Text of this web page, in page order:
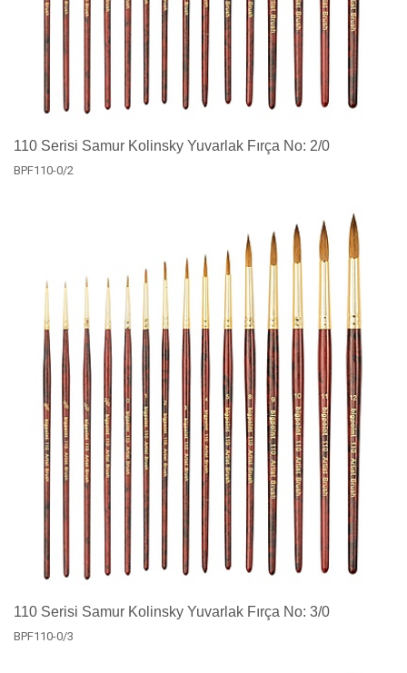
110 Serisi Samur Kolinsky Yuvarlak Fırça No: 2/0
BPF110-0/2
110 Serisi Samur Kolinsky Yuvarlak Fırça No: 3/0
BPF110-0/3